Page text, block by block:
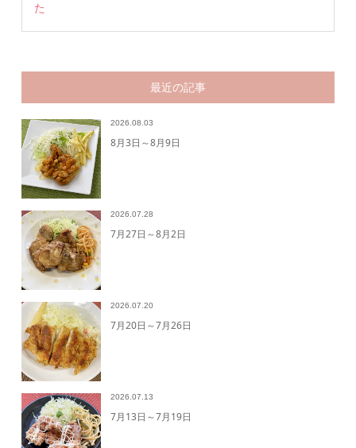
た
最近の記事
2026.08.03
8月3日～8月9日
2026.07.28
7月27日～8月2日
2026.07.20
7月20日～7月26日
2026.07.13
7月13日～7月19日